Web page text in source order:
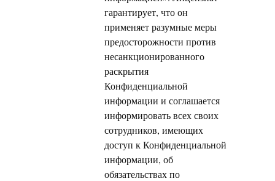
гарантирует, что он
применяет разумные меры
предосторожности против
несанкционированного
раскрытия
Конфиденциальной
информации и соглашается
информировать всех своих
сотрудников, имеющих
доступ к Конфиденциальной
информации, об
обязательствах по